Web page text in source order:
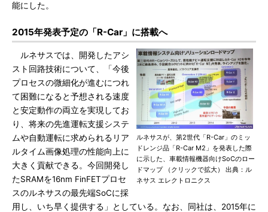
能にした。
2015年発表予定の「R-Car」に搭載へ
ルネサスが、第2世代「R-Car」のミッ
ドレンジ品「R-Car M2」を発表した際
に示した、車載情報機器向けSoCのロー
ドマップ （クリックで拡大） 出典：ル
ネサス エレクトロニクス
ルネサスでは、開発したアシ
スト回路技術について、「今後
プロセスの微細化が進むにつれ
て困難になると予想される速度
と安定動作の両立を実現してお
り、将来の先進運転支援システ
ムや自動運転に求められるリア
ルタイム画像処理の性能向上に
大きく貢献できる。今回開発し
たSRAMを16nm FinFETプロセ
スのルネサスの最先端SoCに採
用し、いち早く提供する」としている。なお、同社は、2015年に